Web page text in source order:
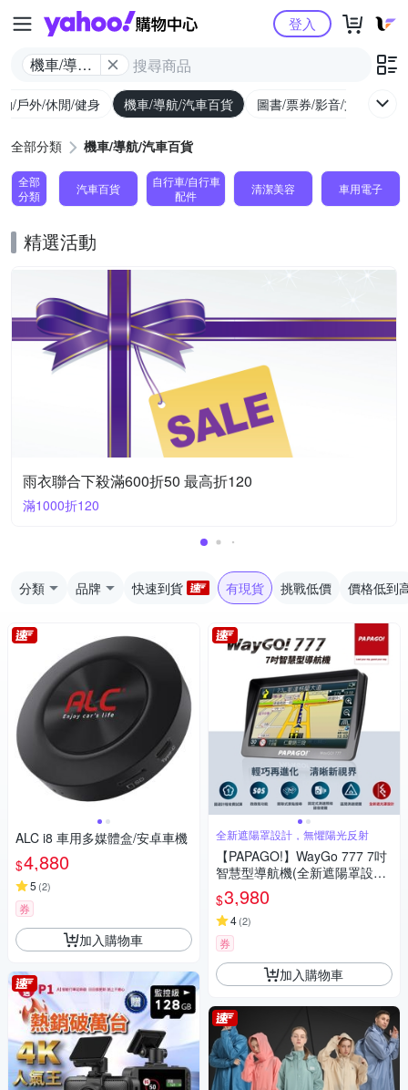
Yahoo購物中心
機車/導航/
登入
/戶外/休閒/健身 機車/導航/汽車百貨 圖書/票券/影音/文具
全部分類 機車/導航/汽車百貨
全部
分類
汽車百貨
自行車/自行車
配件
清潔美容 車用電子
精選活動
雨衣聯合下殺滿600折50 最高折120
滿1000折120
分類 品牌 快速到貨 有現貨 挑戰低價 價格低到
ALC i8 車用多媒體盒/安卓車機
$4,880
5 (2)
券
加入購物車
全新遮陽罩設計，無懼陽光反射
【PAPAGO!】WayGo 777 7吋
智慧型導航機(全新遮陽罩設計/
S1圖像化導航介面/測速提醒)~
急
$3,980
4(2)
券
加入購物車